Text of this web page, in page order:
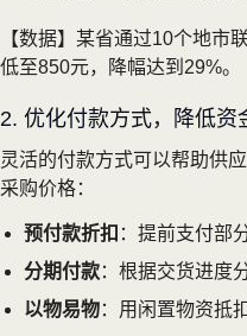
【数据】某省通过10个地市
低至850元，降幅达到29%。
2. 优化付款方式，降低资
灵活的付款方式可以帮助供
采购价格：
预付款折扣 ：提前支付部
分期付款：根据交货进度
以物易物：用闲置物资抵